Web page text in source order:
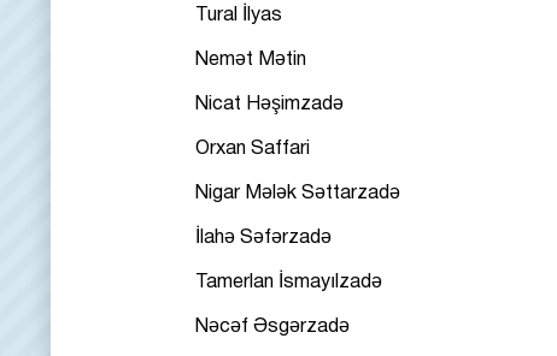
Tural İlyas
Nemət Mətin
Nicat Həşimzadə
Orxan Saffari
Nigar Mələk Səttarzadə
İlahə Səfərzadə
Tamerlan İsmayılzadə
Nəcəf Əsgərzadə